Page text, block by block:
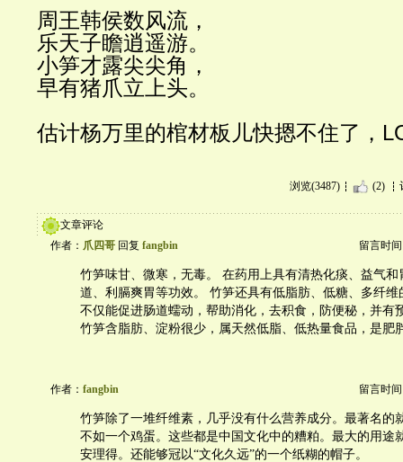
周王韩侯数风流，
乐天子瞻逍遥游。
小笋才露尖尖角，
早有猪爪立上头。
估计杨万里的棺材板儿快摁不住了 ，
浏览(3487) (2)
文章评论
作者： 爪四哥 回复 fangbin 留言时间
竹笋味甘、微寒，无毒。 在药用上具有清热化痰、益气和
道、利膈爽胃等功效。 竹笋还具有低脂肪、低糖、多纤维
不仅能促进肠道蠕动，帮助消化，去积食，防便秘，并有
竹笋含脂肪、淀粉很少，属天然低脂、低热量食品，是肥
作者： fangbin 留言时间
竹笋除了一堆纤维素，几乎没有什么营养成分。最著名的
不如一个鸡蛋。这些都是中国文化中的糟粕。最大的用途
安理得。还能够冠以“文化久远”的一个纸糊的帽子。